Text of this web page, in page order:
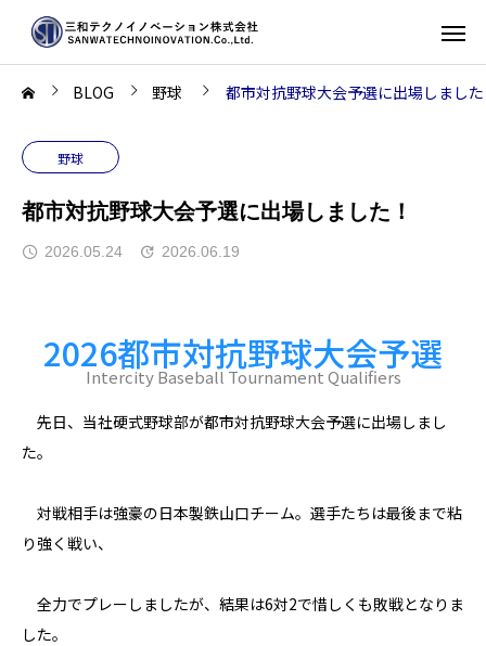
BLOG 野球 都市対抗野球大会予選に出場しまし
野球
都市対抗野球大会予選に出場しました！
2026.05.24 2026.06.19
2026都市対抗野球大会予選
Intercity Baseball Tournament Qualifiers
先日、当社硬式野球部が都市対抗野球大会予選に出場しまし
た。
対戦相手は強豪の日本製鉄山口チーム。選手たちは最後まで粘
り強く戦い、
全力でプレーしましたが、結果は6対2で惜しくも敗戦となりま
した。